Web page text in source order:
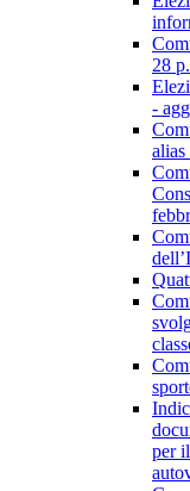
28
-
alias
per